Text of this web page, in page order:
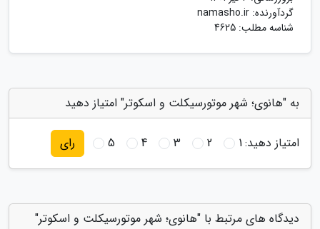
گردآورنده: namasho.ir
شناسه مطلب: 4625
به "هانوی؛ شهر موتورسیکلت و اسکوتر" امتیاز دهید
امتیاز دهید:1
2
3
4
5 رای
دیدگاه های مرتبط با "هانوی؛ شهر موتورسیکلت و اسکوتر"